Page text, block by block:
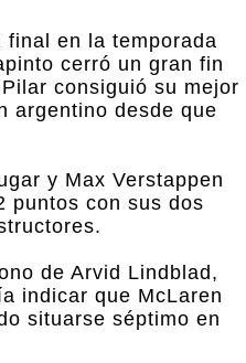
final en la temporada
cerró un gran fin
consiguió su mejor
argentino desde que
y Max Verstappen
puntos con sus dos
de Arvid Lindblad,
indicar que McLaren
situarse séptimo en